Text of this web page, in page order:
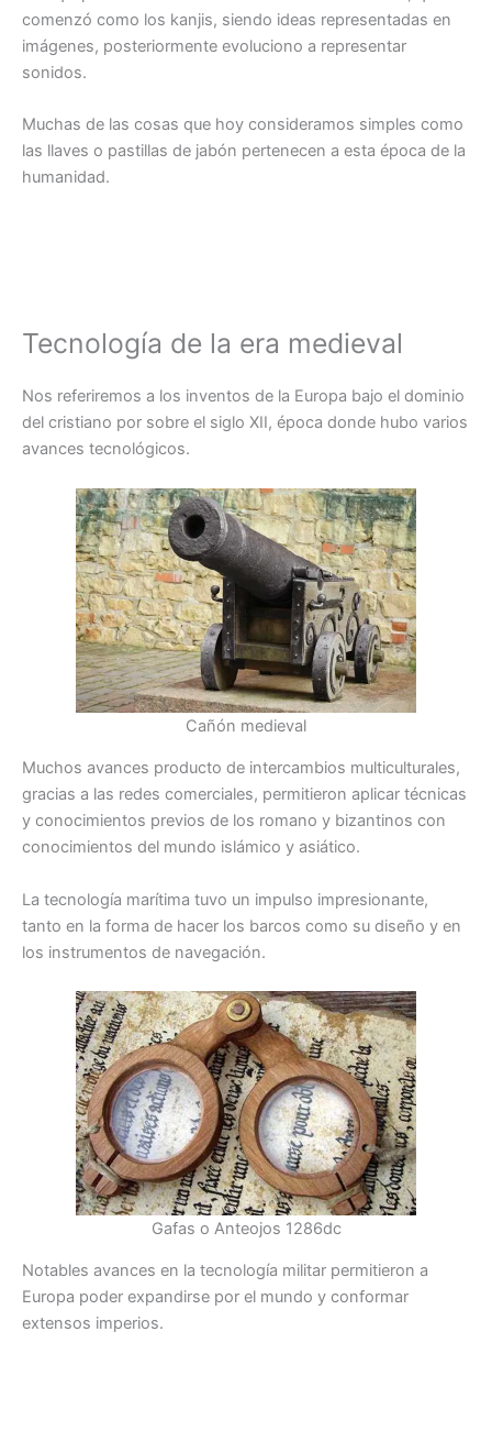
comenzó como los kanjis, siendo ideas representadas en
imágenes, posteriormente evoluciono a representar
sonidos.
Muchas de las cosas que hoy consideramos simples como
las llaves o pastillas de jabón pertenecen a esta época de la
humanidad.
Tecnología de la era medieval
Nos referiremos a los inventos de la Europa bajo el dominio
del cristiano por sobre el siglo XII, época donde hubo varios
avances tecnológicos.
Cañón medieval
Muchos avances producto de intercambios multiculturales,
gracias a las redes comerciales, permitieron aplicar técnicas
y conocimientos previos de los romano y bizantinos con
conocimientos del mundo islámico y asiático.
La tecnología marítima tuvo un impulso impresionante,
tanto en la forma de hacer los barcos como su diseño y en
los instrumentos de navegación.
Gafas o Anteojos 1286dc
Notables avances en la tecnología militar permitieron a
Europa poder expandirse por el mundo y conformar
extensos imperios.